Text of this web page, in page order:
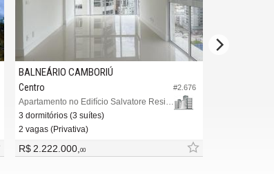
#2.676
BALNEÁRIO CAMBORIÚ
Centro
Apartamento no Edifício Salvatore Residenziale
3 dormitórios (3 suítes)
2 vagas (Privativa)
R$ 2.222.000,00